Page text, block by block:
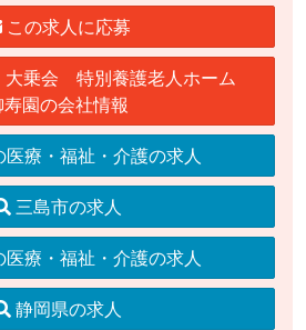
この求人に応募
乗会 特別養護老人ホーム
園の会社情報
医療・福祉・介護の求人
三島市の求人
医療・福祉・介護の求人
静岡県の求人